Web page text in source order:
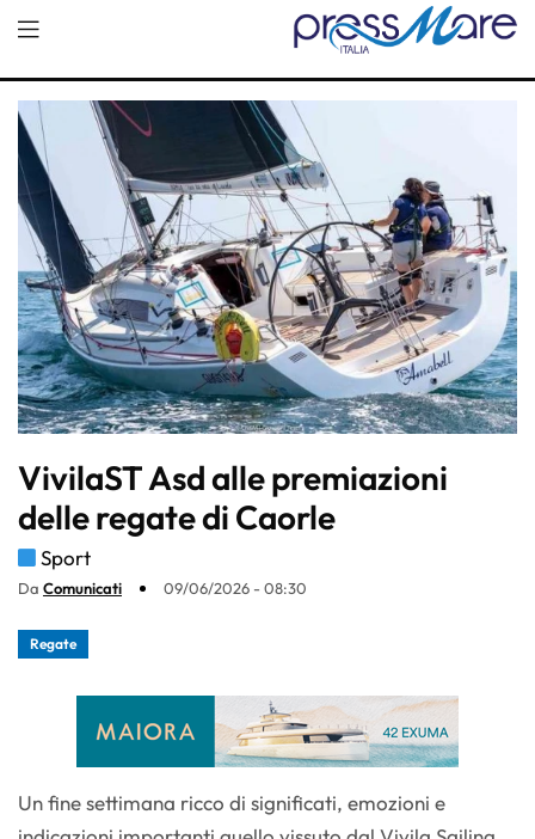
VivilaST Asd alle premiazioni
delle regate di Caorle
Sport
Da Comunicati 09/06/2026 - 08:30
Regate
Un fine settimana ricco di significati, emozioni e